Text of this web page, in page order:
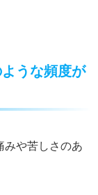
うな頻度が
みや苦しさのあ